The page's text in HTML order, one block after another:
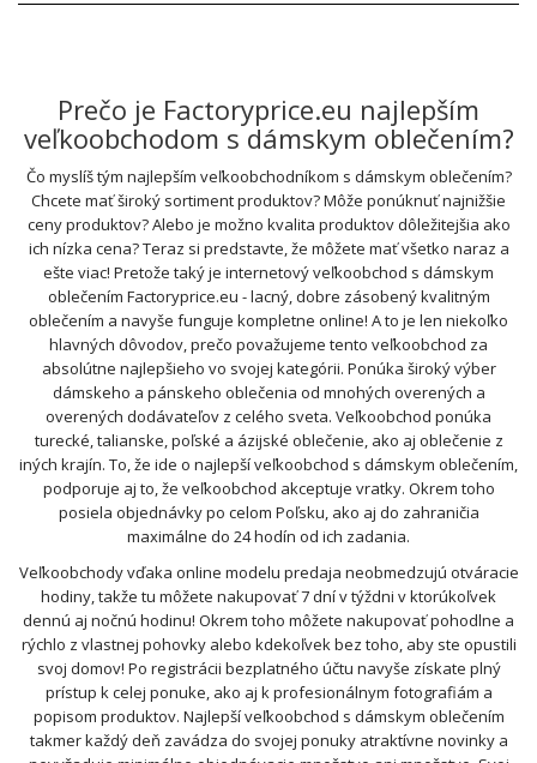
Prečo je Factoryprice.eu najlepším
veľkoobchodom s dámskym oblečením?
Čo myslíš tým najlepším veľkoobchodníkom s dámskym oblečením?
Chcete mať široký sortiment produktov? Môže ponúknuť najnižšie
ceny produktov? Alebo je možno kvalita produktov dôležitejšia ako
ich nízka cena? Teraz si predstavte, že môžete mať všetko naraz a
ešte viac! Pretože taký je internetový veľkoobchod s dámskym
oblečením Factoryprice.eu - lacný, dobre zásobený kvalitným
oblečením a navyše funguje kompletne online! A to je len niekoľko
hlavných dôvodov, prečo považujeme tento veľkoobchod za
absolútne najlepšieho vo svojej kategórii. Ponúka široký výber
dámskeho a pánskeho oblečenia od mnohých overených a
overených dodávateľov z celého sveta. Veľkoobchod ponúka
turecké, talianske, poľské a ázijské oblečenie, ako aj oblečenie z
iných krajín. To, že ide o najlepší veľkoobchod s dámskym oblečením,
podporuje aj to, že veľkoobchod akceptuje vratky. Okrem toho
posiela objednávky po celom Poľsku, ako aj do zahraničia
maximálne do 24 hodín od ich zadania.
Veľkoobchody vďaka online modelu predaja neobmedzujú otváracie
hodiny, takže tu môžete nakupovať 7 dní v týždni v ktorúkoľvek
dennú aj nočnú hodinu! Okrem toho môžete nakupovať pohodlne a
rýchlo z vlastnej pohovky alebo kdekoľvek bez toho, aby ste opustili
svoj domov! Po registrácii bezplatného účtu navyše získate plný
prístup k celej ponuke, ako aj k profesionálnym fotografiám a
popisom produktov. Najlepší veľkoobchod s dámskym oblečením
takmer každý deň zavádza do svojej ponuky atraktívne novinky a